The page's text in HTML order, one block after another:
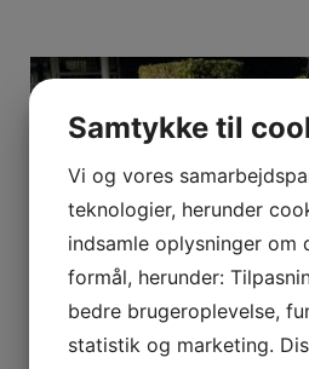
Socialpædagog søges
Samtykke til
Vi og vores
teknologier, herunder
indsamle oplysninger
formål, herunder:
bedre brugeroplevelse,
statistik og marketing.